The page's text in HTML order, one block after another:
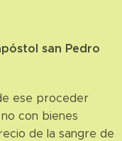
san Pedro
ese proceder
con bienes
de la sangre de